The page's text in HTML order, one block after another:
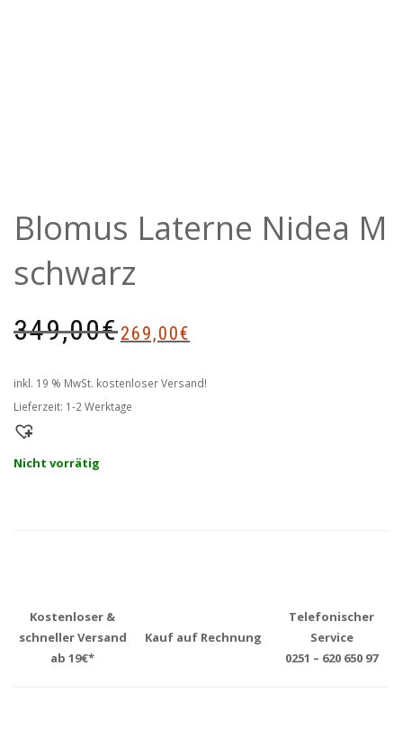
Blomus Laterne Nidea M
schwarz
349,00€ Preis
349,00€
269,00€
269,00€.
inkl. 19 % MwSt. kostenloser Versand!
Lieferzeit: 1-2 Werktage
Nicht vorrätig
Kostenloser &
schneller Versand
ab 19€*
Kauf auf Rechnung
Telefonischer
Service
0251 – 620 650 97